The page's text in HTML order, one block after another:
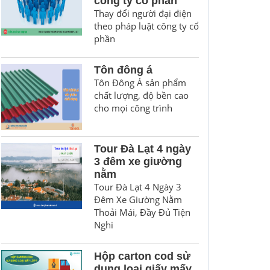
Thay đổi người đại điện
theo pháp luật công ty cổ
phần
Tôn đông á
Tôn Đông Á sản phẩm
chất lượng, độ bền cao
cho mọi công trình
Tour Đà Lạt 4 ngày
3 đêm xe giường
nằm
Tour Đà Lạt 4 Ngày 3
Đêm Xe Giường Nằm
Thoải Mái, Đầy Đủ Tiện
Nghi
Hộp carton cod sử